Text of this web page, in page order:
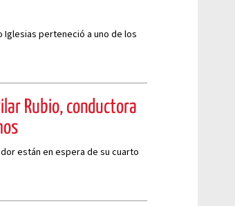
Iglesias perteneció a uno de los
Rubio, conductora
están en espera de su cuarto